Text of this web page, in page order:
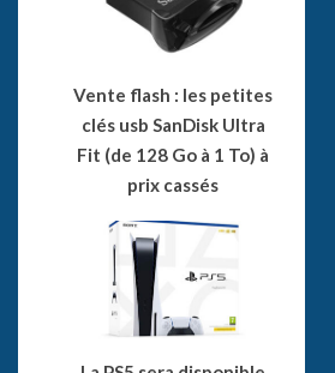
Vente flash : les petites
clés usb SanDisk Ultra
Fit (de 128 Go à 1 To) à
prix cassés